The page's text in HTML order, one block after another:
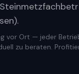
vor Ort — jeder
zu beraten.